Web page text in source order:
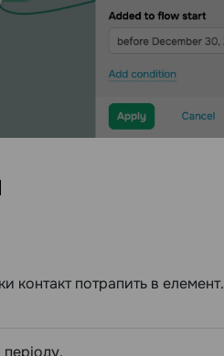
контакт потрапить в елемент.